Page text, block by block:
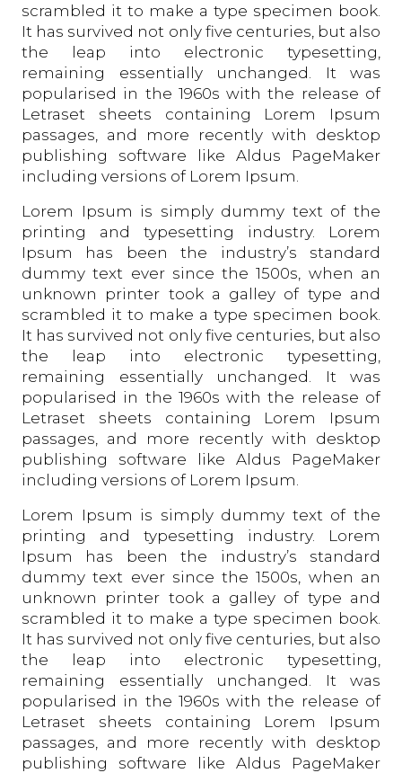
scrambled it to make a type specimen book.
It has survived not only five centuries, but also
the leap into electronic typesetting,
remaining essentially unchanged. It was
popularised in the 1960s with the release of
Letraset sheets containing Lorem Ipsum
passages, and more recently with desktop
publishing software like Aldus PageMaker
including versions of Lorem Ipsum.
Lorem Ipsum is simply dummy text of the
printing and typesetting industry. Lorem
Ipsum has been the industry’s standard
dummy text ever since the 1500s, when an
unknown printer took a galley of type and
scrambled it to make a type specimen book.
It has survived not only five centuries, but also
the leap into electronic typesetting,
remaining essentially unchanged. It was
popularised in the 1960s with the release of
Letraset sheets containing Lorem Ipsum
passages, and more recently with desktop
publishing software like Aldus PageMaker
including versions of Lorem Ipsum.
Lorem Ipsum is simply dummy text of the
printing and typesetting industry. Lorem
Ipsum has been the industry’s standard
dummy text ever since the 1500s, when an
unknown printer took a galley of type and
scrambled it to make a type specimen book.
It has survived not only five centuries, but also
the leap into electronic typesetting,
remaining essentially unchanged. It was
popularised in the 1960s with the release of
Letraset sheets containing Lorem Ipsum
passages, and more recently with desktop
publishing software like Aldus PageMaker